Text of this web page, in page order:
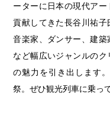
ーターに日本の現代ア
貢献してきた長谷川祐
音楽家、ダンサー、建
など幅広いジャンルの
の魅力を引き出します
祭。ぜひ観光列車に乗っ